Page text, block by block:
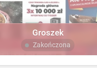
Groszek
Zakończona